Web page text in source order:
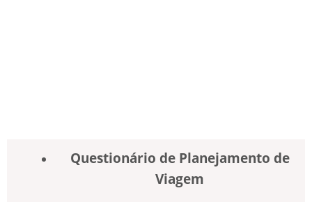
Questionário de Planejamento de
Viagem